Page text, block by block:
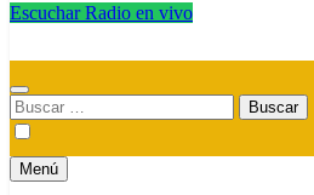
Escuchar Radio en vivo
Buscar:
Menú